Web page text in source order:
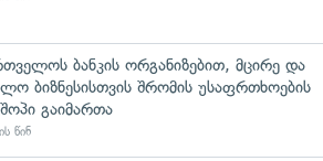
ბანკის ორგანიზებით, მცირე და
ბიზნესისთვის შრომის უსაფრთხოების
გაიმართა
წინ